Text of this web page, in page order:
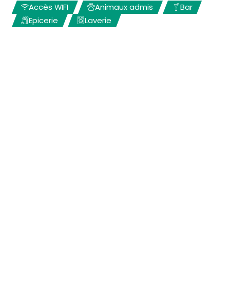
Accès WIFI Animaux admis
Bar
Epicerie
Laverie